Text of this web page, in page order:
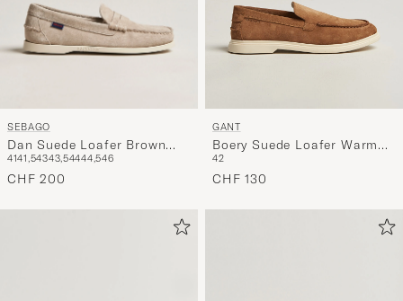
SEBAGO
Dan Suede Loafer Brown
Taupe
4141,54343,54444,546
CHF 200
GANT
Boery Suede Loafer Warm
Sand
42
CHF 130